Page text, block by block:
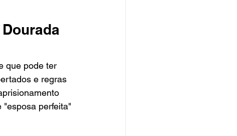
que pode ter
e regras
"esposa perfeita"